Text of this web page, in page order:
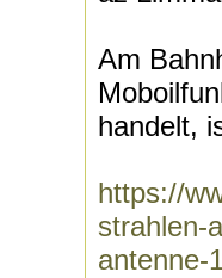
Am
handelt,
https://
strahlen-
antenne-